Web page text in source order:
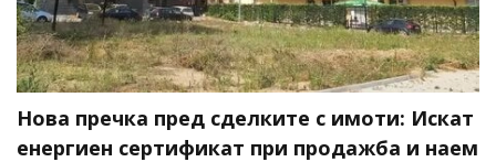
Нова пречка пред сделките с имоти: Искат
енергиен сертификат при продажба и наем